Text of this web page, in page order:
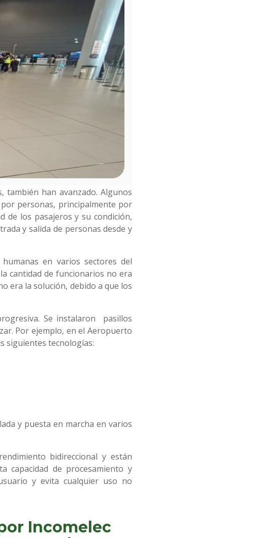
también han avanzado. Algunos
personas, principalmente por
de los pasajeros y su condición,
y salida de personas desde y
en varios sectores del
cantidad de funcionarios no era
era la solución, debido a que los
Se instalaron pasillos
Por ejemplo, en el Aeropuerto
siguientes tecnologías:
y puesta en marcha en varios
bidireccional y están
capacidad de procesamiento y
y evita cualquier uso no
Incomelec